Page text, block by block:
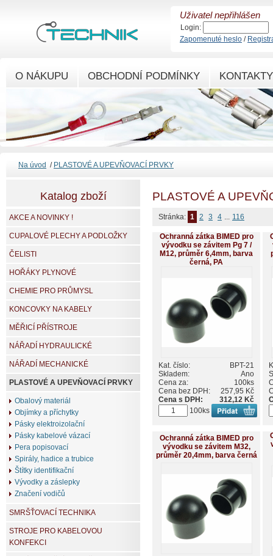
PLASTOVÉ A
Stránka: 1 2 3 4 ... 116
Ochranná zátka BIMED pro
vývodku se závitem Pg 7 /
M12, průměr 6,4mm, barva
černá, PA
Kat. číslo:
BPT-21
Skladem:
Ano
Cena za:
100ks
Cena bez DPH:
257,95 Kč
Cena s DPH:
312,12 Kč
100ks
Ochranná zátka BIMED pro
vývodku se závitem M32,
průměr 20,4mm, barva černá
Katalog zboží
AKCE A NOVINKY !
CUPALOVÉ PLECHY A PODLOŽKY
ČELISTI
HOŘÁKY PLYNOVÉ
CHEMIE PRO PRŮMYSL
KONCOVKY NA KABELY
MĚŘICÍ PŘÍSTROJE
NÁŘADÍ HYDRAULICKÉ
NÁŘADÍ MECHANICKÉ
PLASTOVÉ A UPEVŇOVACÍ PRVKY
Obalový materiál
Objímky a příchytky
Pásky elektroizolační
Pásky kabelové vázací
Pera popisovací
Spirály, hadice a trubice
Štítky identifikační
Vývodky a záslepky
Značení vodičů
SMRŠŤOVACÍ TECHNIKA
STROJE PRO KABELOVOU
KONFEKCI
Na úvod / PLASTOVÉ A UPEVŇOVACÍ PRVKY
O NÁKUPU OBCHODNÍ PODMÍNKY KONTAKTY
Uživatel nepřihlášen
Login:
Zapomenuté heslo /